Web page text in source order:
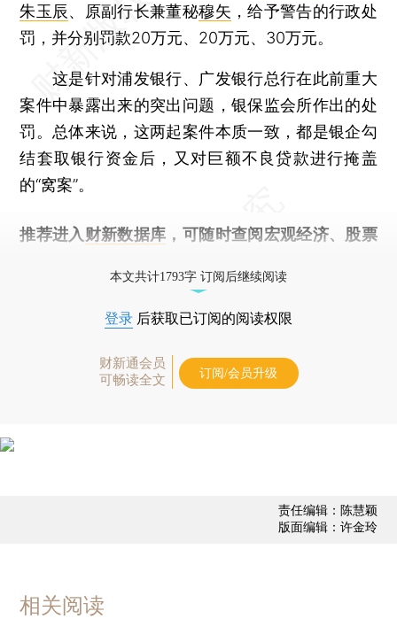
朱玉辰、原副行长兼董秘穆矢 ，给予警告的行政处
罚，并分别罚款20万元、20万元、30万元。
这是针对浦发银行、广发银行总行在此前重大
案件中暴露出来的突出问题，银保监会所作出的处
罚。总体来说，这两起案件本质一致，都是银企勾
结套取银行资金后，又对巨额不良贷款进行掩盖
的“窝案”。
推荐进入 财新数据库 ，可随时查阅宏观经济、股票
本文共计1793字 订阅后继续阅读
登录 后获取已订阅的阅读权限
财新通会员
可畅读全文
订阅/会员升级
责任编辑：陈慧颖
版面编辑：许金玲
相关阅读